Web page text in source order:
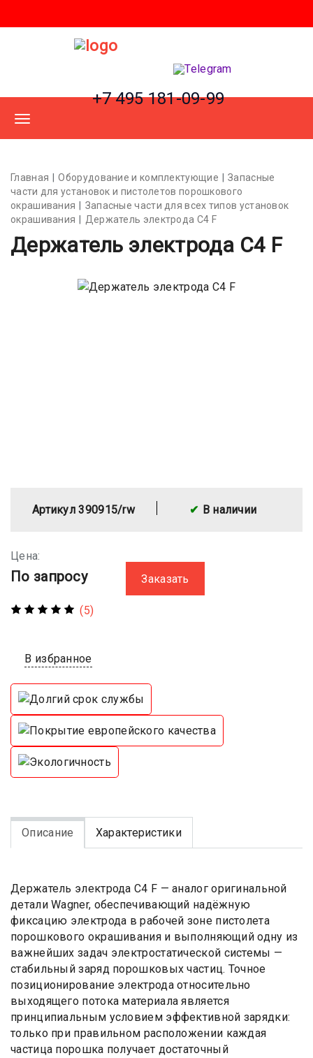
+7 495 181-09-99
Главная Оборудование и комплектующие
Запасные
части для установок и пистолетов порошкового
окрашивания
Запасные части для всех типов установок
окрашивания
Держатель электрода C4 F
Держатель электрода C4 F
Артикул 390915/rw В наличии
Цена:
По запросу Заказать
(5)
В избранное
Описание Характеристики
Держатель электрода C4 F — аналог оригинальной
детали Wagner, обеспечивающий надёжную
фиксацию электрода в рабочей зоне пистолета
порошкового окрашивания и выполняющий одну из
важнейших задач электростатической системы —
стабильный заряд порошковых частиц. Точное
позиционирование электрода относительно
выходящего потока материала является
принципиальным условием эффективной зарядки:
только при правильном расположении каждая
частица порошка получает достаточный